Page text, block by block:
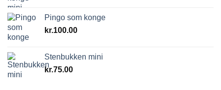
Pingo som konge
kr.100.00
Stenbukken mini
kr.75.00